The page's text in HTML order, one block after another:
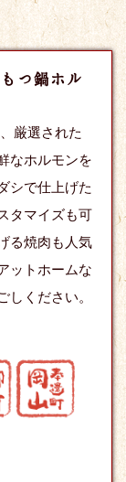
つ鍋ホル
厳選された
なホルモンを
シで仕上げた
タマイズも可
る焼肉も人気
ットホームな
ください。